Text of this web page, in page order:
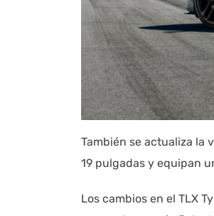
También se actualiza la
19 pulgadas y equipan
Los cambios en el TLX